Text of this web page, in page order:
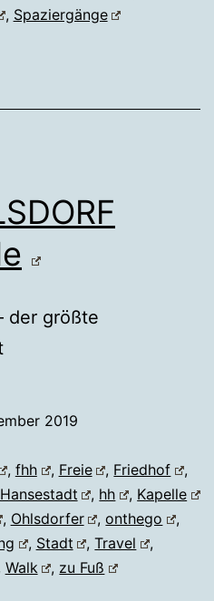
, Spaziergänge
der größte
2019
, fhh , Freie , Friedhof
,
Hansestadt , hh , Kapelle
, Ohlsdorfer ,onthego
,
, Stadt ,Travel
,
Walk , zu Fuß